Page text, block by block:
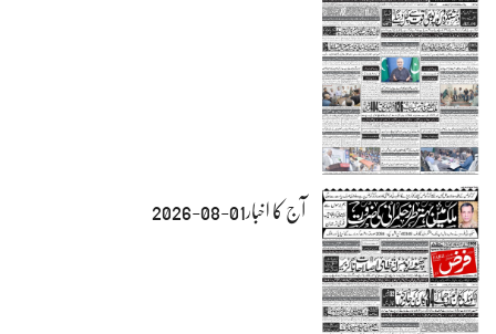
آج کا اخبار01-08-2026